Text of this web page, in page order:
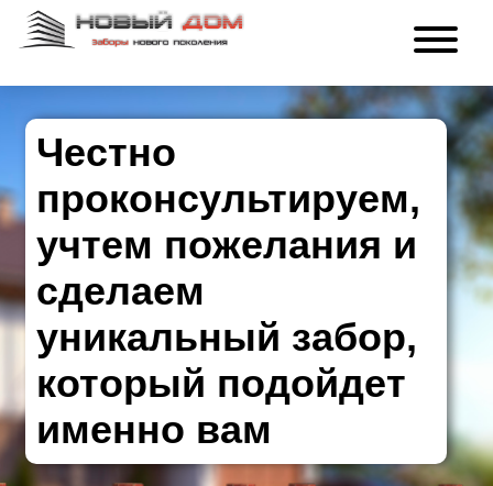
Честно
проконсультируем,
учтем пожелания и
сделаем
уникальный забор,
который подойдет
именно вам